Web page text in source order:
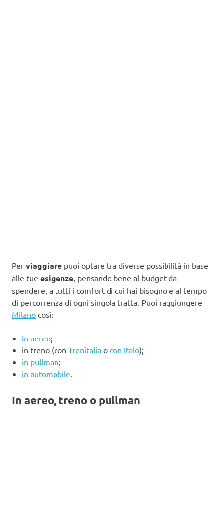
Per viaggiare puoi optare tra diverse possibilità in base
alle tue esigenze, pensando bene al budget da
spendere, a tutti i comfort di cui hai bisogno e al tempo
di percorrenza di ogni singola tratta. Puoi raggiungere
Milano così:
in aereo;
in treno (con Trenitalia o con Italo);
in pullman;
in automobile.
In aereo, treno o pullman